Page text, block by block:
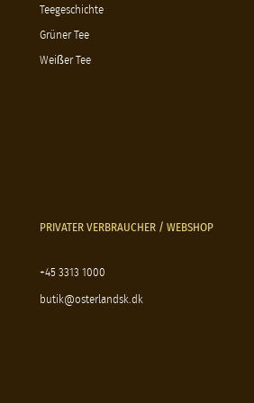
Teegeschichte
Grüner Tee
Weißer Tee
PRIVATER VERBRAUCHER / WEBSHOP
+45 3313 1000
butik@osterlandsk.dk